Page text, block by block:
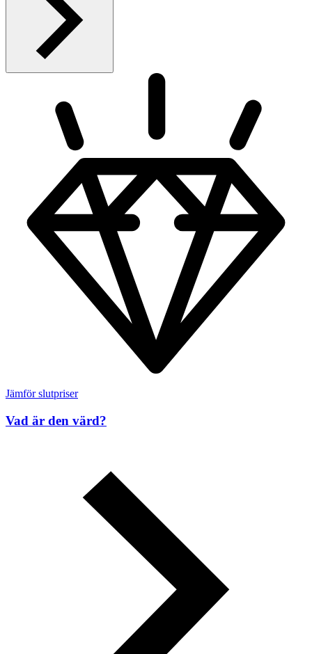
Jämför slutpriser
Vad är den värd?